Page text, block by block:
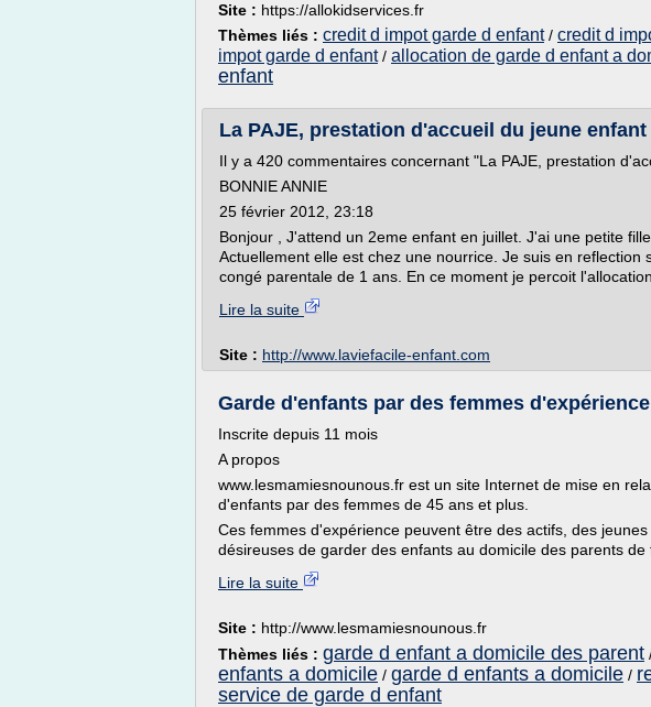
Site : https://allokidservices.fr
Thèmes liés : credit d impot garde d enfant/ credit d
impot garde d enfant/ allocation de garde d enfant a
enfant
La PAJE, prestation d'accueil du jeune enfant
Il y a 420 commentaires concernant "La PAJE, prestation
BONNIE ANNIE
25 février 2012, 23:18
Bonjour , J'attend un 2eme enfant en juillet. J'ai une petite
Actuellement elle est chez une nourrice. Je suis en reflection
congé parentale de 1 ans. En ce moment je percoit
Lire la suite
Site : http://www.laviefacile-enfant.com
Garde d'enfants par des femmes
Inscrite depuis 11 mois
A propos
www.lesmamiesnounous.fr est un site Internet de mise en
d'enfants par des femmes de 45 ans et plus.
Ces femmes d'expérience peuvent être des actifs, des
désireuses de garder des enfants au domicile des parents de
Lire la suite
Site : http://www.lesmamiesnounous.fr
Thèmes liés : garde d enfant a domicile des parent
enfants a domicile / garde d enfants a domicile /
service de garde d enfant